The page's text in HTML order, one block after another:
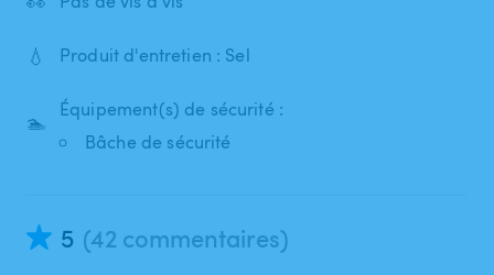
💧 Produit d'entretien : Sel
🏊
Équipement(s) de sécurité :
Bâche de sécurité
5 (42 commentaires)